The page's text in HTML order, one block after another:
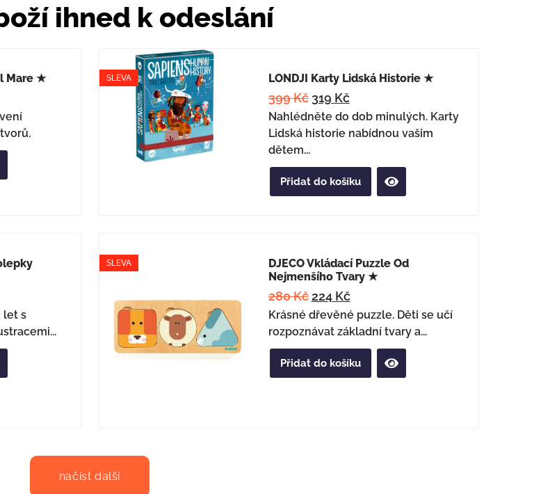
ihned k odeslání
Mare ★ SLEVA LONDJI Karty Lidská Historie ★
399Kč 319 Kč
Nahlédněte do dob minulých. Karty
Lidská historie nabídnou vašim
dětem...
Přidat do košíku
let s
SLEVA
DJECO Vkládací Puzzle Od
Nejmenšího Tvary ★
280Kč 224 Kč
Krásné dřevěné puzzle. Děti se učí
rozpoznávat základní tvary a...
Přidat do košíku
načíst další